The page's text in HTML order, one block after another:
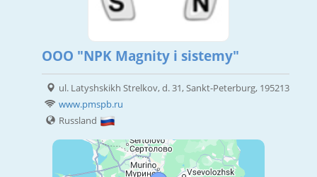
OOO "NPK Magnity i sistemy"
ul. Latyshskikh Strelkov, d. 31, Sankt-Peterburg, 195213
www.pmspb.ru
Russland